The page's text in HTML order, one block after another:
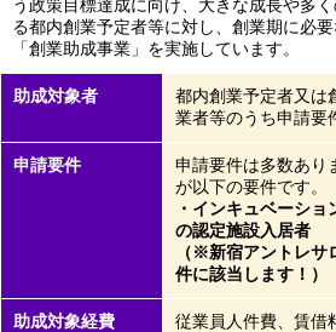
う政策目標達成に向け、大きな成長や多
る都内創業予定者等に対し、創業期に必
「創業助成事業」を実施しています。
助成対象者
都内創業予定者又は
業者等のうち申請要
申請要件
申請要件は多数あり
が以下の要件です。
・インキュベーシ
の認定施設入居者
（※新宿アントレサ
件に該当します！）
助成対象経費
従業員人件費、賃借